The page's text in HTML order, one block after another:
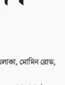
মোমিন রোড,